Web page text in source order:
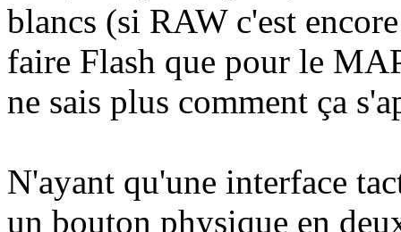
blancs (si RAW c'est
faire Flash que pour le
ne sais plus comment ça
N'ayant qu'une interface
un bouton physique en